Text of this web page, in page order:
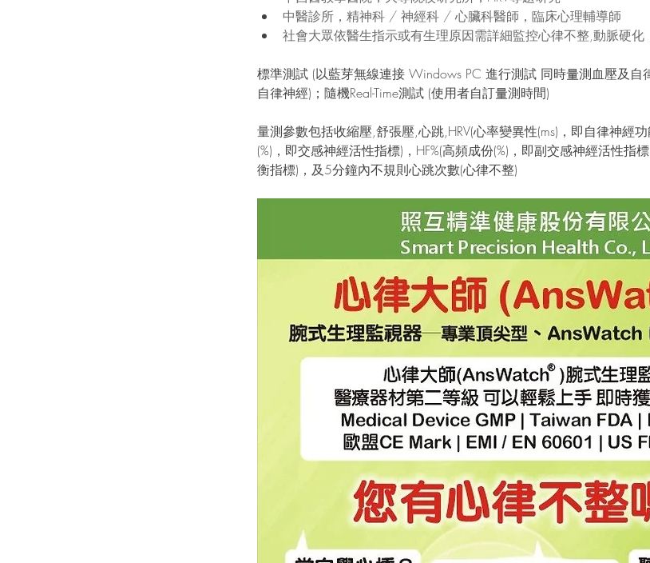
中醫診所，精神科 / 神經科 / 心臟科醫師，臨床心理輔導師
社會大眾依醫生指示或有生理原因需詳細監控心律不整,動脈硬
標準測試 (以藍芽無線連接 Windows PC 進行測試 同時量測血壓及自
自律神經)；隨機Real-Time測試 (使用者自訂量測時間)
量測參數包括收縮壓,舒張壓,心跳,HRV(心率變異性(ms)，即自律神經
(%)，即交感神經活性指標)，HF%(高頻成份(%)，即副交感神經活性指
衡指標)，及5分鐘內不規則心跳次數(心律不整)